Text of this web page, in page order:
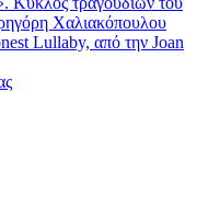
Χαλιακόπουλου
Lullaby, από την Joan